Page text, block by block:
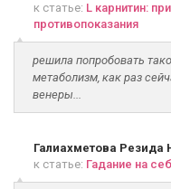
к статье: L карнитин:
противопоказания
решила попробовать
метаболизм, как раз
венеры...
Галиахметова Резида
к статье: Гадание на